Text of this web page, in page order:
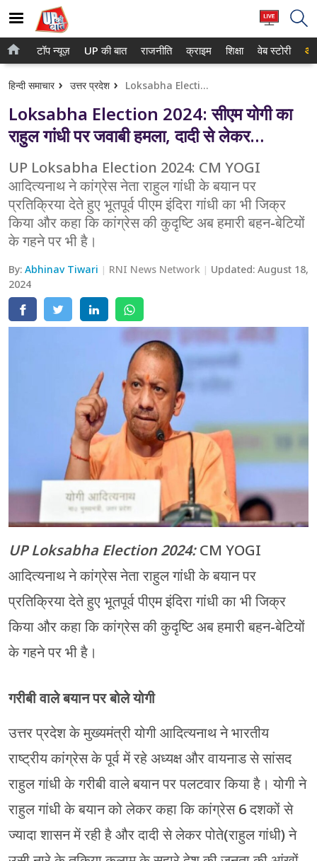
होम
टॉप न्यूज़
UP की बात
राजनीति
क्राइम
शिक्षा
वेब स्टोरी
टॉप न्यूज़ UP की बात राजनीति क्राइम शिक्षा वेब स्टोरी
हिन्दी समाचार उत्तर प्रदेश Loksabha Election 2024: सीएम योगी का राहुल गांधी पर जवाबी हमला, दादी से लेकर…
Loksabha Election 2024: सीएम योगी का
राहुल गांधी पर जवाबी हमला, दादी से लेकर…
UP Loksabha Election 2024: CM YOGI
आदित्यनाथ ने कांग्रेस नेता राहुल गांधी के बयान पर
प्रतिक्रिया देते हुए भूतपूर्व पीएम इंदिरा गांधी का भी जिक्र
किया और कहा कि कांग्रेस की कुदृष्टि अब हमारी बहन-बेटियों
के गहने पर भी है।
By:Abhinav Tiwari RNI News Network Updated:August 18,
2024
UP Loksabha Election 2024:CM YOGI
आदित्यनाथ ने कांग्रेस नेता राहुल गांधी के बयान पर
प्रतिक्रिया देते हुए भूतपूर्व पीएम इंदिरा गांधी का भी जिक्र
किया और कहा कि कांग्रेस की कुदृष्टि अब हमारी बहन-बेटियों
के गहने पर भी है।
गरीबी वाले बयान पर बोले योगी
उत्तर प्रदेश के मुख्यमंत्री योगी आदित्यनाथ ने भारतीय
राष्ट्रीय कांग्रेस के पूर्व में रहे अध्यक्ष और वायनाड से सांसद
राहुल गांधी के गरीबी वाले बयान पर पलटवार किया है। योगी ने
राहुल गांधी के बयान को लेकर कहा कि कांग्रेस 6 दशकों से
ज्यादा शासन में रही है और दादी से लेकर पोते(राहुल गांधी) ने
गाजियाबाद
लखनऊ
वाराणसी
आगरा
अयोध्या
अलीगढ़
मथुरा